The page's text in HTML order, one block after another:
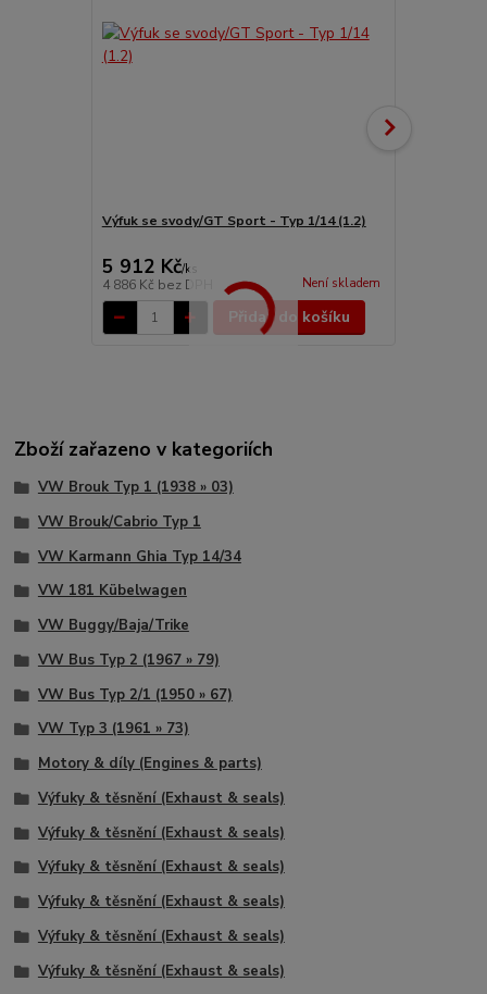
Výfuk se svody/GT Sport - Typ 1/14 (1.2)
5 912 Kč/ks
4 886 Kč bez DPH Není skladem
Přidat do košíku
Zboží zařazeno v kategoriích
VW Brouk Typ 1 (1938 » 03)
VW Brouk/Cabrio Typ 1
VW Karmann Ghia Typ 14/34
VW 181 Kübelwagen
VW Buggy/Baja/Trike
VW Bus Typ 2 (1967 » 79)
VW Bus Typ 2/1 (1950 » 67)
VW Typ 3 (1961 » 73)
Motory & díly (Engines & parts)
Výfuky & těsnění (Exhaust & seals)
Výfuky & těsnění (Exhaust & seals)
Výfuky & těsnění (Exhaust & seals)
Výfuky & těsnění (Exhaust & seals)
Výfuky & těsnění (Exhaust & seals)
Výfuky & těsnění (Exhaust & seals)